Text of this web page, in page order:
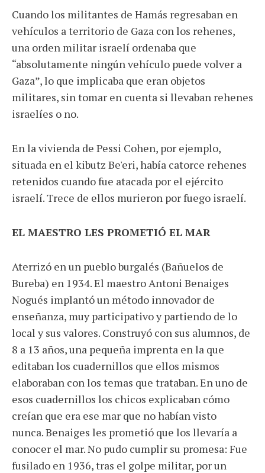
Cuando los militantes de Hamás regresaban en
vehículos a territorio de Gaza con los rehenes,
una orden militar israelí ordenaba que
“absolutamente ningún vehículo puede volver a
Gaza”, lo que implicaba que eran objetos
militares, sin tomar en cuenta si llevaban rehenes
israelíes o no.
En la vivienda de Pessi Cohen, por ejemplo,
situada en el kibutz Be'eri, había catorce rehenes
retenidos cuando fue atacada por el ejército
israelí. Trece de ellos murieron por fuego israelí.
EL MAESTRO LES PROMETIÓ EL MAR
Aterrizó en un pueblo burgalés (Bañuelos de
Bureba) en 1934. El maestro Antoni Benaiges
Nogués implantó un método innovador de
enseñanza, muy participativo y partiendo de lo
local y sus valores. Construyó con sus alumnos, de
8 a 13 años, una pequeña imprenta en la que
editaban los cuadernillos que ellos mismos
elaboraban con los temas que trataban. En uno de
esos cuadernillos los chicos explicaban cómo
creían que era ese mar que no habían visto
nunca. Benaiges les prometió que los llevaría a
conocer el mar. No pudo cumplir su promesa: Fue
fusilado en 1936, tras el golpe militar, por un